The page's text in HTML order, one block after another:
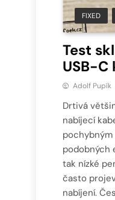
FIXED
Test
USB-C
Adolf Pupík
Drtivá
nabíjecí
pochybným
podobných
tak nízké
často
nabíjení.